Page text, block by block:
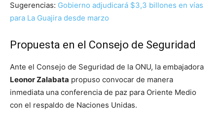
Sugerencias: Gobierno adjudicará $3,3 billones en vías
para La Guajira desde marzo
Propuesta en el Consejo de Seguridad
Ante el Consejo de Seguridad de la ONU, la embajadora
Leonor Zalabata propuso convocar de manera
inmediata una conferencia de paz para Oriente Medio
con el respaldo de Naciones Unidas.